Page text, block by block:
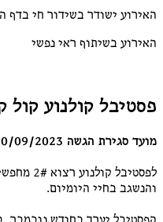
האירוע ישודר בשידור חי בדף
האירוע בשיתוף ראי נפשי
פסטיבל קולנוע קול
מועד סגירת הגשה 20/09/2023
לפסטיבל
והנשגב בחיי היומיום.